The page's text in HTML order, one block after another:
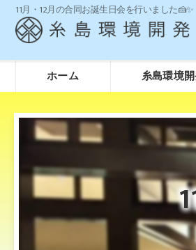
11月・12月の合同お誕生日会を行いました🍰✨
ホーム 糸島環境